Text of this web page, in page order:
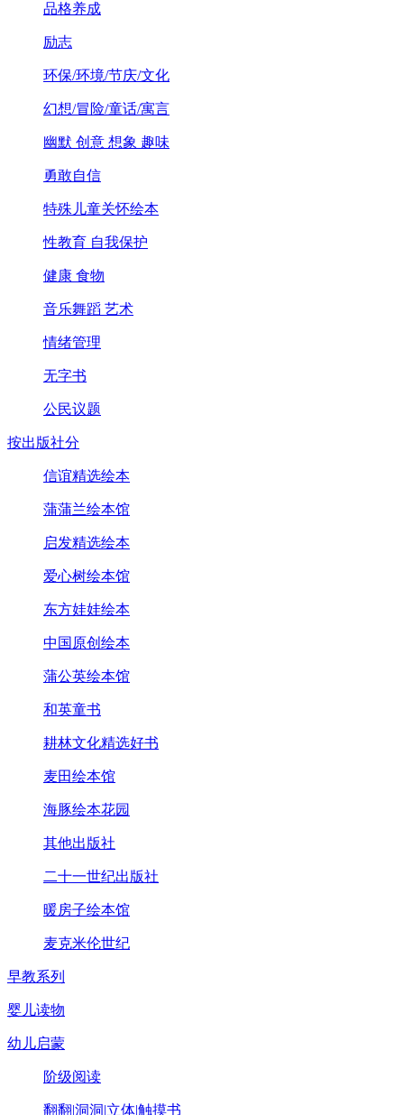
品格养成
励志
环保/环境/节庆/文化
幻想/冒险/童话/寓言
幽默 创意 想象 趣味
勇敢自信
特殊儿童关怀绘本
性教育 自我保护
健康 食物
音乐舞蹈 艺术
情绪管理
无字书
公民议题
按出版社分
信谊精选绘本
蒲蒲兰绘本馆
启发精选绘本
爱心树绘本馆
东方娃娃绘本
中国原创绘本
蒲公英绘本馆
和英童书
耕林文化精选好书
麦田绘本馆
海豚绘本花园
其他出版社
二十一世纪出版社
暖房子绘本馆
麦克米伦世纪
早教系列
婴儿读物
幼儿启蒙
阶级阅读
翻翻|洞洞|立体|触摸书